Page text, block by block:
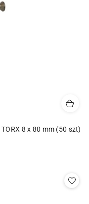
8 x 80 mm (50 szt)